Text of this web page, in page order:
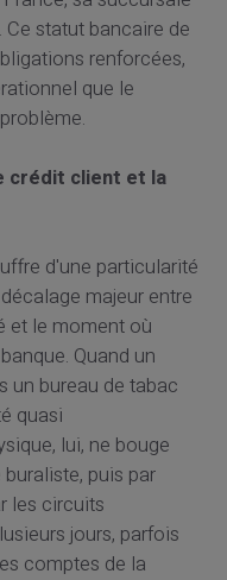
Ce statut bancaire de
renforcées,
que le
crédit client et la
d'une particularité
majeur entre
et le moment où
Quand un
un bureau de tabac
quasi
lui, ne bouge
puis par
les circuits
jours, parfois
comptes de la